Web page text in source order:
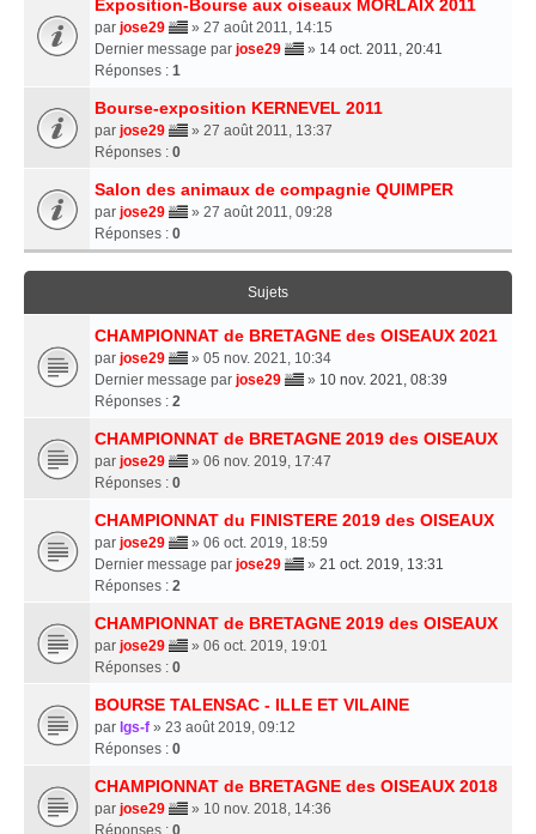
Exposition-Bourse aux oiseaux MORLAIX 2011
par jose29
» 27 août 2011, 14:15
Dernier message par jose29 » 14 oct. 2011, 20:41
Réponses : 1
Bourse-exposition KERNEVEL 2011
par jose29
» 27 août 2011, 13:37
Réponses : 0
Salon des animaux de compagnie QUIMPER
par jose29
» 27 août 2011, 09:28
Réponses : 0
Sujets
CHAMPIONNAT de BRETAGNE des OISEAUX 2021
par jose29
» 05 nov. 2021, 10:34
Dernier message par jose29 » 10 nov. 2021, 08:39
Réponses : 2
CHAMPIONNAT de BRETAGNE 2019 des OISEAUX
par jose29
» 06 nov. 2019, 17:47
Réponses : 0
CHAMPIONNAT du FINISTERE 2019 des OISEAUX
par jose29
» 06 oct. 2019, 18:59
Dernier message par jose29 » 21 oct. 2019, 13:31
Réponses : 2
CHAMPIONNAT de BRETAGNE 2019 des OISEAUX
par jose29
» 06 oct. 2019, 19:01
Réponses : 0
BOURSE TALENSAC - ILLE ET VILAINE
par lgs-f » 23 août 2019, 09:12
Réponses : 0
CHAMPIONNAT de BRETAGNE des OISEAUX 2018
par jose29
» 10 nov. 2018, 14:36
Réponses : 0